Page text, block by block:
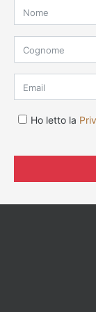
Ho letto la